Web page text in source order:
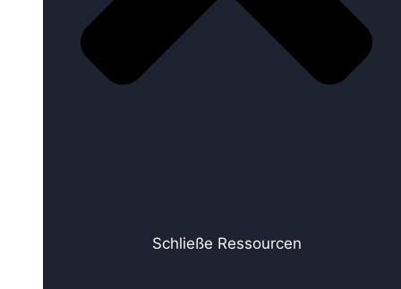
Schließe Ressourcen